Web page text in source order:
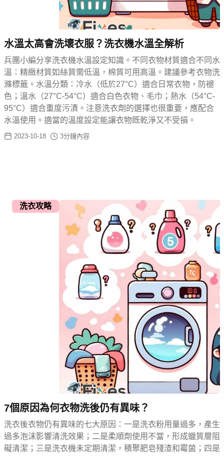
水溫太高會洗壞衣服？洗衣機水溫全解析
兵團小編分享洗衣機水溫設定知識。不同衣物材質適合不同水
溫：精緻材質如絲質需低溫，棉質可用高溫。建議參考衣物洗
滌標籤。水溫分類：冷水（低於27°C）適合日常衣物，防褪
色；溫水（27°C-54°C）適合白色衣物、毛巾；熱水（54°C-
95°C）適合重度污漬。注意洗衣劑的選擇也很重要，應配合
水溫使用。適當的溫度設定能讓衣物既乾淨又不受損。
2023-10-18 3分鐘內容
洗衣攻略
7個原因為何衣物洗後仍有異味？
洗衣後衣物仍有異味的七大原因：一是洗衣粉用量過多，產生
過多泡沫影響清洗效果；二是柔順劑使用不當，形成蠟質層阻
礙清潔；三是洗衣機未定期清潔，積聚肥皂殘渣和霉菌；四是